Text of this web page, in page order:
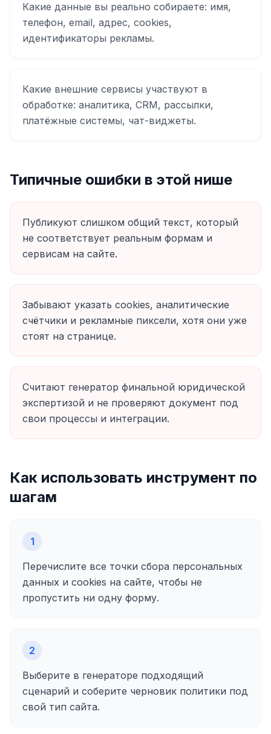
Какие данные вы реально собираете: имя,
телефон, email, адрес, cookies,
идентификаторы рекламы.
Какие внешние сервисы участвуют в
обработке: аналитика, CRM, рассылки,
платёжные системы, чат-виджеты.
Типичные ошибки в этой нише
Публикуют слишком общий текст, который
не соответствует реальным формам и
сервисам на сайте.
Забывают указать cookies, аналитические
счётчики и рекламные пиксели, хотя они уже
стоят на странице.
Считают генератор финальной юридической
экспертизой и не проверяют документ под
свои процессы и интеграции.
Как использовать инструмент по
шагам
1
Перечислите все точки сбора персональных
данных и cookies на сайте, чтобы не
пропустить ни одну форму.
2
Выберите в генераторе подходящий
сценарий и соберите черновик политики под
свой тип сайта.